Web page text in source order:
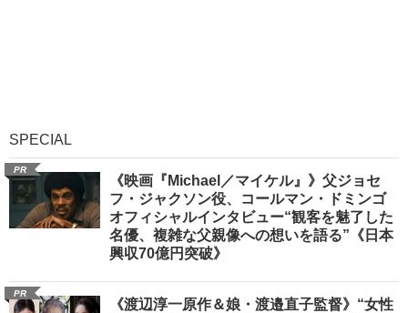
SPECIAL
PR
《映画『Michael／マイケル』》父ジョセ
フ・ジャクソン役、コールマン・ドミンゴ
オフィシャルインタビュー“観客を魅了した
名優、複雑な父親像への想いを語る”《日本
興収70億円突破》
PR
《渡辺淳一原作＆娘・渡邉直子監督》“女性